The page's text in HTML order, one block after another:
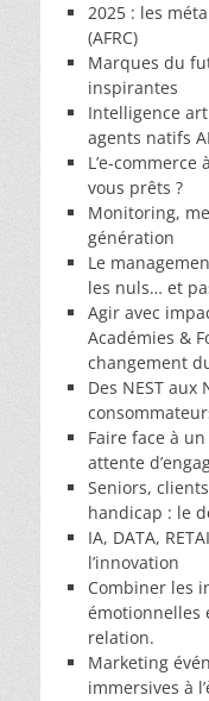
2025 : les
(AFRC)
Marques du
inspirantes
Intelligence
agents natifs
L’e-
vous prêts ?
Monitoring,
génération
Le
les nuls… et
Agir avec
Académies &
changement
Des NEST aux
Faire face à
attente
Seniors,
handicap : le
IA, DATA,
l’innovation
Combiner les
émotionnelles
relation.
Marketing
immersives à